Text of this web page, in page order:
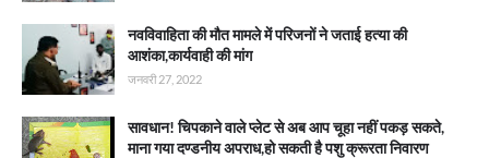
नवविवाहिता की मौत मामले में परिजनों ने जताई हत्या की
आशंका,कार्यवाही की मांग
जनवरी 27, 2022
सावधान! चिपकाने वाले प्लेट से अब आप चूहा नहीं पकड़ सकते,
माना गया दण्डनीय अपराध,हो सकती है पशु क्रूरता निवारण